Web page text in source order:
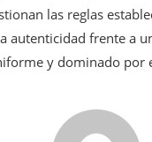
las reglas
autenticidad frente a
y dominado por